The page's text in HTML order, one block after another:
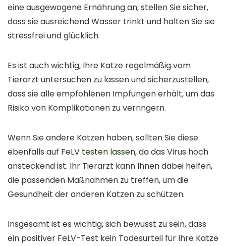
eine ausgewogene Ernährung an, stellen Sie sicher,
dass sie ausreichend Wasser trinkt und halten Sie sie
stressfrei und glücklich.
Es ist auch wichtig, Ihre Katze regelmäßig vom
Tierarzt untersuchen zu lassen und sicherzustellen,
dass sie alle empfohlenen Impfungen erhält, um das
Risiko von Komplikationen zu verringern.
Wenn Sie andere Katzen haben, sollten Sie diese
ebenfalls auf FeLV testen lassen, da das Virus hoch
ansteckend ist. Ihr Tierarzt kann Ihnen dabei helfen,
die passenden Maßnahmen zu treffen, um die
Gesundheit der anderen Katzen zu schützen.
Insgesamt ist es wichtig, sich bewusst zu sein, dass
ein positiver FeLV-Test kein Todesurteil für Ihre Katze